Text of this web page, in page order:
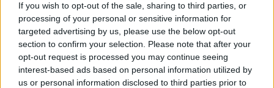
If you wish to opt-out of the sale, sharing to third parties, or
processing of your personal or sensitive information for
targeted advertising by us, please use the below opt-out
section to confirm your selection. Please note that after your
opt-out request is processed you may continue seeing
interest-based ads based on personal information utilized by
us or personal information disclosed to third parties prior to
Όροι Χρήσης. Το site προστατεύεται από reCAPTCHA, ισχύουν
Πολιτική Απορρήτου &Όροι Χρήσηςτης Google.
Ελλάδα
ΛΟΤΤΟ
ΛΟΤΤΟ ΑΡΙΘΜΟΙ
ΛΟΤΤΟ ΚΛΗΡΩΣΗ
ΟΠΑΠ